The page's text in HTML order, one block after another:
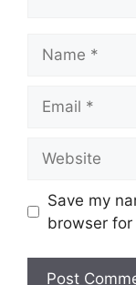
Save my
browser